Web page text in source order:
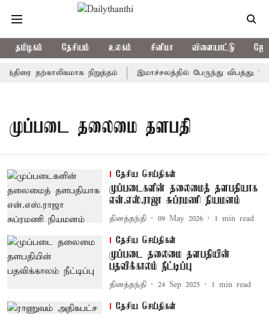
தமிழகம் தேசியம் உலகம் சினிமா விளையாட்டு
தற்காலிகமாக நிறுத்தம் இமாச்சலத்தில் பேருந்து விபத்து;
முப்படை தலைமை தளபதி
தேசிய செய்திகள்
முப்படைகளின் தலைமைத் தளபதியாக
என்.எஸ்.ராஜா சுப்ரமணி நியமனம்
தினத்தந்தி 09 May 2026 1 min read
தேசிய செய்திகள்
முப்படை தலைமை தளபதியின்
பதவிக்காலம் நீட்டிப்பு
தினத்தந்தி 24 Sep 2025 1 min read
தேசிய செய்திகள்